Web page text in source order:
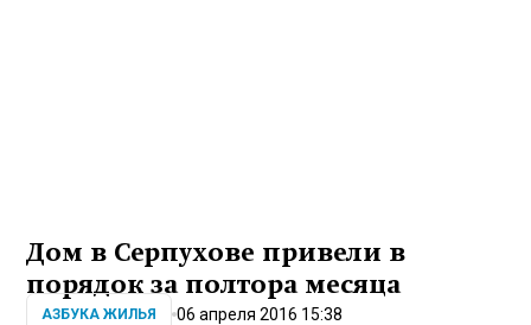
Дом в Серпухове привели в
порядок за полтора месяца
АЗБУКА ЖИЛЬЯ 06 апреля 2016 15:38